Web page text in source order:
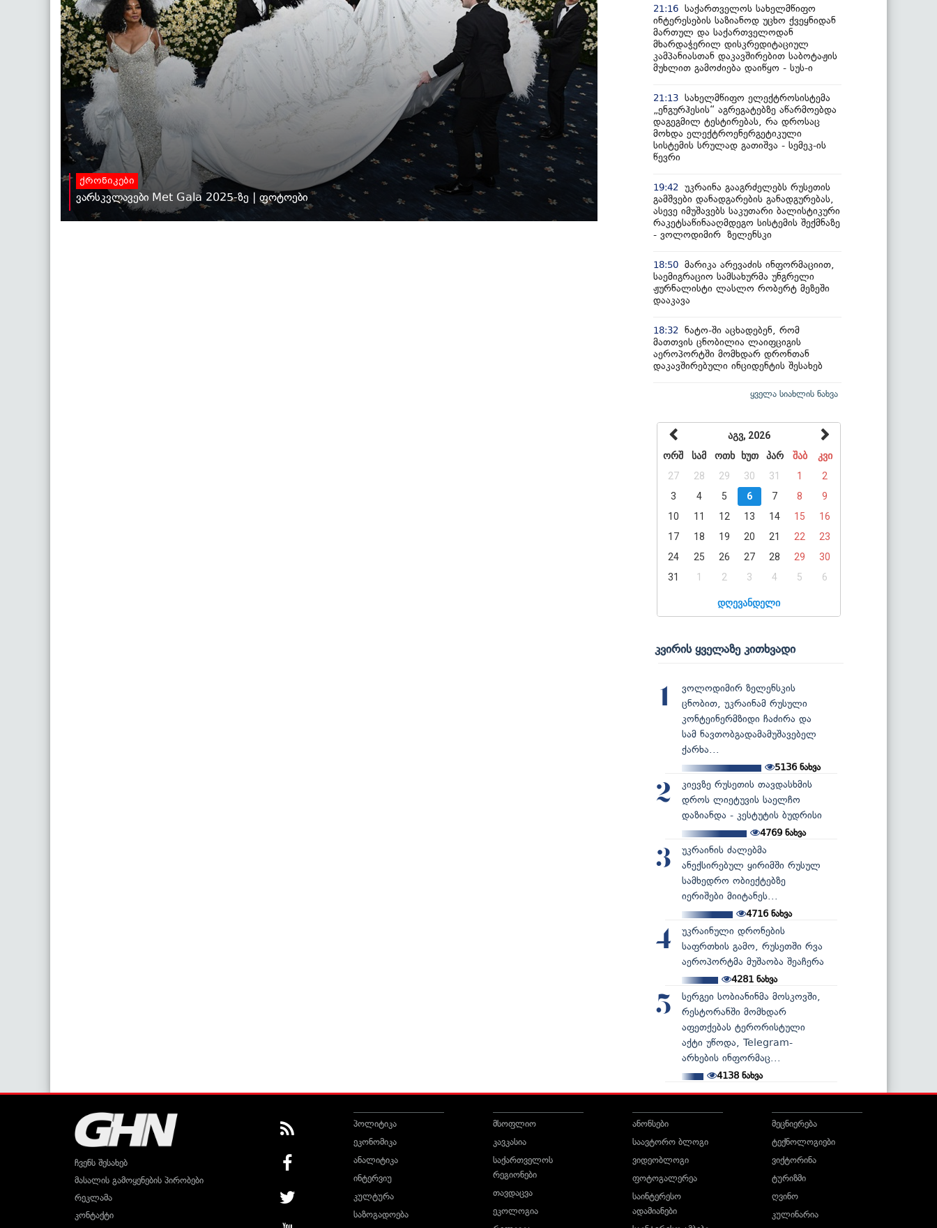
ქრონიკები
ვარსკვლავები Met Gala 2025-ზე | ფოტოები
21:16 საქართველოს სახელმწიფო
ინტერესების საზიანოდ უცხო ქვეყნიდან
მართულ და საქართველოდან
მხარდაჭერილ დისკრედიტაციულ
კამპანიასთან დაკავშირებით საბოტაჟის
მუხლით გამოძიება დაიწყო - სუს-ი
21:13 სახელმწიფო ელექტროსისტემა
„ენგურჰესის“ აგრეგატებზე აწარმოებდა
დაგეგმილ ტესტირებას, რა დროსაც
მოხდა ელექტროენერგეტიკული
სისტემის სრულად გათიშვა - სემეკ-ის
წევრი
19:42
უკრაინა გააგრძელებს რუსეთის
გამშვები დანადგარების განადგურებას,
ასევე იმუშავებს საკუთარი ბალისტიკური
რაკეტსაწინააღმდეგო სისტემის შექმნაზე
- ვოლოდიმირ ზელენსკი
18:50 მარიკა არევაძის ინფორმაციით,
საემიგრაციო სამსახურმა უნგრელი
ჟურნალისტი ლასლო რობერტ მეზეში
დააკავა
18:32
ნატო-ში აცხადებენ, რომ
მათთვის ცნობილია ლაიფციგის
აეროპორტში მომხდარ დრონთან
დაკავშირებული ინციდენტის შესახებ
ყველა სიახლის ნახვა
აგვ, 2026
ორშ
სამ ოთხ ხუთ პარ შაბ
კვი
27
28 29 30 31 1
2
3
4 5 6 7 8
9
10
11 12 13 14 15
16
17
18 19 20 21 22
23
24
25 26 27 28 29
30
31
1 2 3 4 5 6
დღევანდელი
კვირის ყველაზე კითხვადი
1
ვოლოდიმირ ზელენსკის
ცნობით, უკრაინამ რუსული
კონტეინერმზიდი ჩაძირა და
სამ ნავთობგადამამუშავებელ
ქარხა...
5136ნახვა
2
კიევზე რუსეთის თავდასხმის
დროს ლიეტუვის საელჩო
დაზიანდა - კესტუტის ბუდრისი
4769 ნახვა
3
უკრაინის ძალებმა
ანექსირებულ ყირიმში რუსულ
სამხედრო ობიექტებზე
იერიშები მიიტანეს...
4716ნახვა
4
უკრაინული დრონების
საფრთხის გამო, რუსეთში რვა
აეროპორტმა მუშაობა შეაჩერა
4281ნახვა
5
სერგეი სობიანინმა მოსკოვში,
რესტორანში მომხდარ
აფეთქებას ტერორისტული
აქტი უწოდა, Telegram-
არხების ინფორმაც...
4138 ნახვა
ჩვენს შესახებ
მასალის გამოყენების პირობები
რეკლამა
კონტაქტი
პოლიტიკა
ეკონომიკა
ანალიტიკა
ინტერვიუ
კულტურა
საზოგადოება
მსოფლიო
კავკასია
საქართველოს
რეგიონები
თავდაცვა
ეკოლოგია
ანონსები
საავტორო ბლოგი
ვიდეობლოგი
ფოტოგალერეა
საინტერესო
ადამიანები
მეცნიერება
ტექნოლოგიები
ვიქტორინა
ტურიზმი
ღვინო
კულინარია